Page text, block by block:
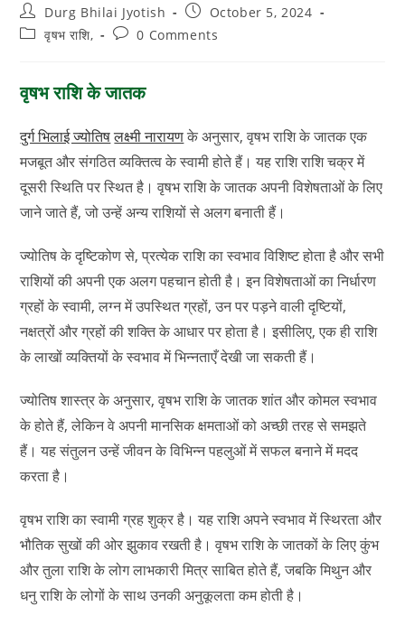
Post
author:
Durg Bhilai Jyotish
Post
published:
October 5, 2024
Postवृषभ राशि,
Post0 Comments
वृषभ राशि के जातक
दुर्ग भिलाई ज्योतिष लक्ष्मी नारायणके अनुसार, वृषभ राशि के जातक एक
मजबूत और संगठित व्यक्तित्व के स्वामी होते हैं। यह राशि राशि चक्र में
दूसरी स्थिति पर स्थित है। वृषभ राशि के जातक अपनी विशेषताओं के लिए
जाने जाते हैं, जो उन्हें अन्य राशियों से अलग बनाती हैं।
ज्योतिष के दृष्टिकोण से, प्रत्येक राशि का स्वभाव विशिष्ट होता है और सभी
राशियों की अपनी एक अलग पहचान होती है। इन विशेषताओं का निर्धारण
ग्रहों के स्वामी, लग्न में उपस्थित ग्रहों, उन पर पड़ने वाली दृष्टियों,
नक्षत्रों और ग्रहों की शक्ति के आधार पर होता है। इसीलिए, एक ही राशि
के लाखों व्यक्तियों के स्वभाव में भिन्नताएँ देखी जा सकती हैं।
ज्योतिष शास्त्र के अनुसार, वृषभ राशि के जातक शांत और कोमल स्वभाव
के होते हैं, लेकिन वे अपनी मानसिक क्षमताओं को अच्छी तरह से समझते
हैं। यह संतुलन उन्हें जीवन के विभिन्न पहलुओं में सफल बनाने में मदद
करता है।
वृषभ राशि का स्वामी ग्रह शुक्र है। यह राशि अपने स्वभाव में स्थिरता और
भौतिक सुखों की ओर झुकाव रखती है। वृषभ राशि के जातकों के लिए कुंभ
और तुला राशि के लोग लाभकारी मित्र साबित होते हैं, जबकि मिथुन और
धनु राशि के लोगों के साथ उनकी अनुकूलता कम होती है।